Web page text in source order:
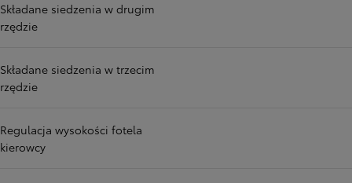
Składane siedzenia w drugim
rzędzie
Składane siedzenia w trzecim
rzędzie
Regulacja wysokości fotela
kierowcy